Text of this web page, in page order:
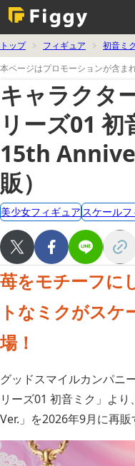
トップ フィギュア 初音ミク
本ページはプロモーションが含ま
キャラクタ
リーズ01 初
15th
販）
美少女フィギュア スケール
苺をモチーフに
トなミクがスケ
場！
グッドスマイルカンパニ
リーズ01 初音ミク」よ
Ver.」を2026年9月に再販